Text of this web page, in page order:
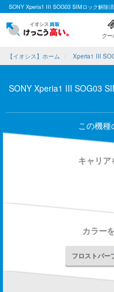
SONY Xperia1 III SOG03 SIMロック解除
クー
【イオシス】ホーム Xperia1 III
SONY Xperia1 III SOG03
この機種
キャリ
カラー
フロストパー